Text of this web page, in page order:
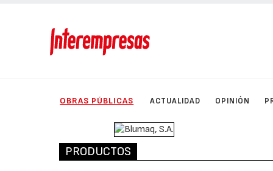
OBRAS PÚBLICAS ACTUALIDAD OPINIÓN
PRODUCTOS